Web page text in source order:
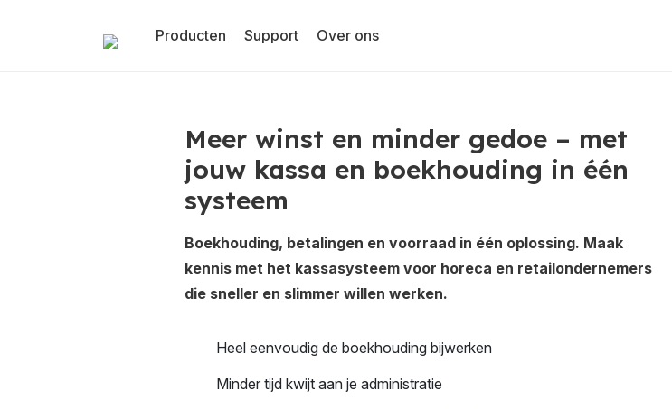
Producten Support Over ons
Meer winst en minder gedoe – met
jouw kassa en boekhouding in één
systeem
Boekhouding, betalingen en voorraad in één oplossing. Maak
kennis met het kassasysteem voor horeca en retailondernemers
die sneller en slimmer willen werken.
Heel eenvoudig de boekhouding bijwerken
Minder tijd kwijt aan je administratie